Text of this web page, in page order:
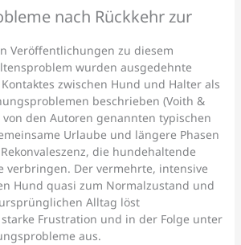
nach Rückkehr zur
Veröffentlichungen zu diesem
wurden ausgedehnte
zwischen Hund und Halter als
beschrieben (Voith &
von den Autoren genannten typischen
Urlaube und längere Phasen
die hundehaltende
verbringen. Der vermehrte, intensive
Hund quasi zum Normalzustand und
Alltag löst
Frustration und in der Folge unter
aus.